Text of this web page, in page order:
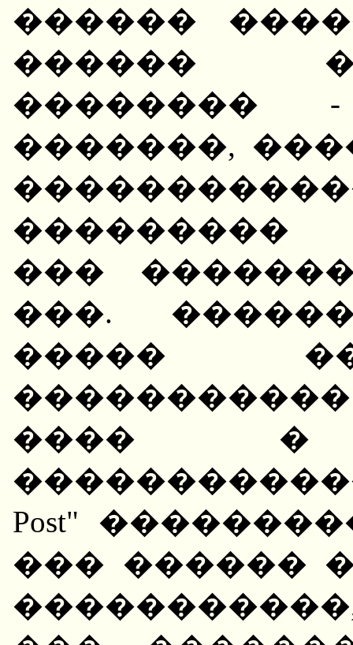
������
������
��������
�������,
���������
���
���.
�����
���� �
Post"
��� ������